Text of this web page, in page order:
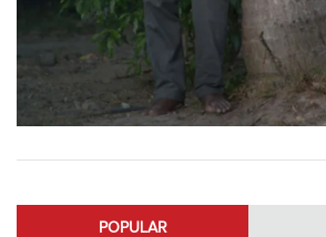
POPULAR